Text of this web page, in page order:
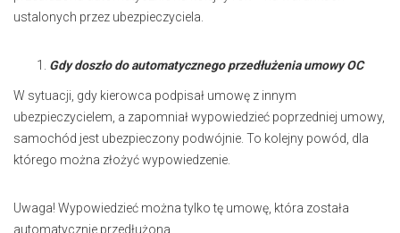
ustalonych przez ubezpieczyciela.
Gdy doszło do automatycznego przedłużenia umowy OC
W sytuacji, gdy kierowca podpisał umowę z innym
ubezpieczycielem, a zapomniał wypowiedzieć poprzedniej umowy,
samochód jest ubezpieczony podwójnie. To kolejny powód, dla
którego można złożyć wypowiedzenie.
Uwaga! Wypowiedzieć można tylko tę umowę, która została
automatycznie przedłużona.